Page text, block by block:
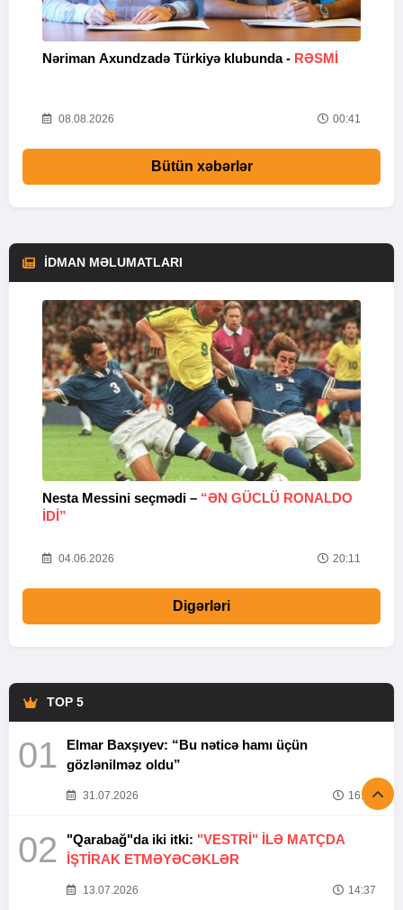
Nəriman Axundzadə Türkiyə klubunda - RƏSMİ
08.08.2026 00:41
Bütün xəbərlər
İDMAN MƏLUMATLARI
Nesta Messini seçmədi – “ƏN GÜCLÜ RONALDO
IDI”
04.06.2026 20:11
Digərləri
TOP 5
01
Elmar Baxşıyev: “Bu nəticə hamı üçün
gözlənilməz oldu”
31.07.2026 16:26
02 "Qarabağ"da iki itki: "VESTRİ" İLƏ MATÇDA
İŞTİRAK ETMƏYƏCƏKLƏR
13.07.2026 14:37